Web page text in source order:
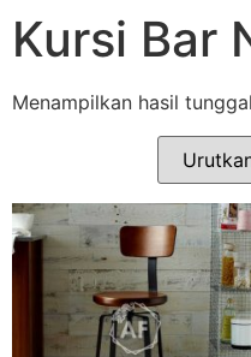
Kursi Bar
Menampilkan hasil tunggal